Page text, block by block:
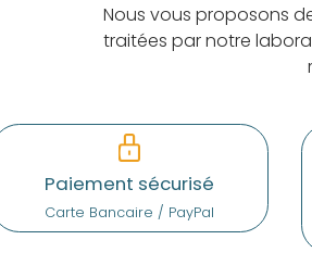
Nous vous proposons
traitées par notre
Paiement sécurisé
Carte Bancaire / PayPal